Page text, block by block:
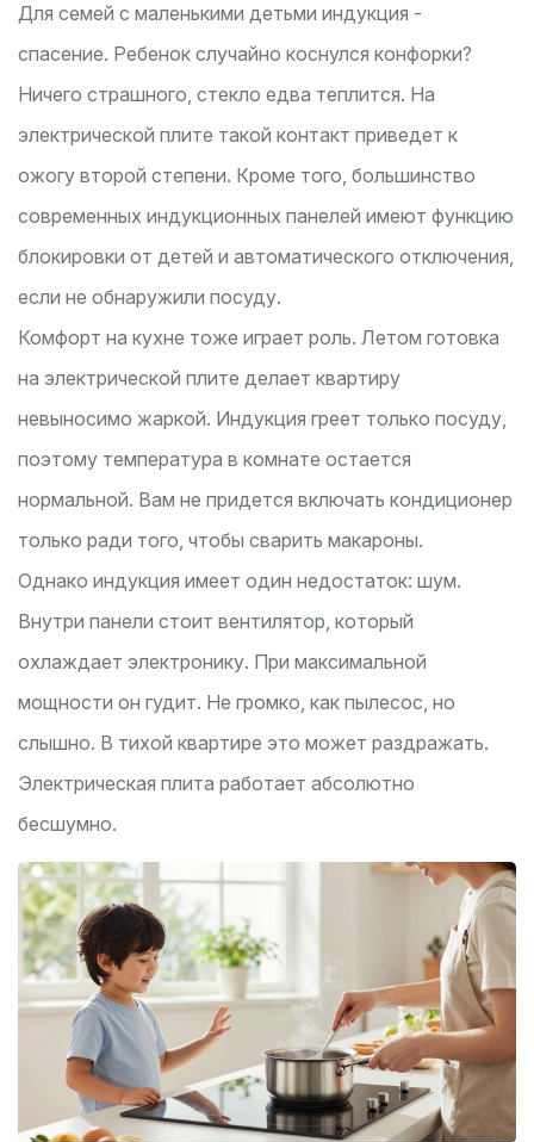
Для семей с маленькими детьми индукция -
спасение. Ребенок случайно коснулся конфорки?
Ничего страшного, стекло едва теплится. На
электрической плите такой контакт приведет к
ожогу второй степени. Кроме того, большинство
современных индукционных панелей имеют функцию
блокировки от детей и автоматического отключения,
если не обнаружили посуду.
Комфорт на кухне тоже играет роль. Летом готовка
на электрической плите делает квартиру
невыносимо жаркой. Индукция греет только посуду,
поэтому температура в комнате остается
нормальной. Вам не придется включать кондиционер
только ради того, чтобы сварить макароны.
Однако индукция имеет один недостаток: шум.
Внутри панели стоит вентилятор, который
охлаждает электронику. При максимальной
мощности он гудит. Не громко, как пылесос, но
слышно. В тихой квартире это может раздражать.
Электрическая плита работает абсолютно
бесшумно.